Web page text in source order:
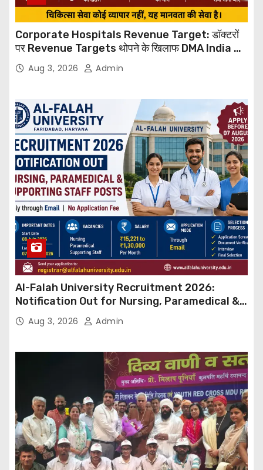
Corporate Hospitals Revenue Target: डॉक्टरों
पर Revenue Targets थोपने के खिलाफ DMA India का
बड़ा कदम, NHRC से Suo Motu जांच की मांग
Aug 3, 2026 Admin
Al-Falah University Recruitment 2026:
Notification Out for Nursing, Paramedical &
Supporting Staff Posts, Apply Through Email
Aug 3, 2026 Admin